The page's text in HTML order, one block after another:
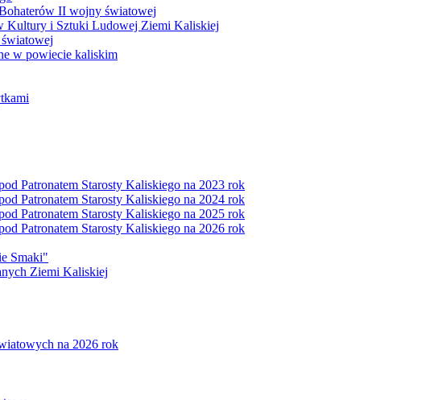
II wojny światowej
Kultury i Sztuki Ludowej Ziemi Kaliskiej
w powiecie kaliskim
Patronatem Starosty Kaliskiego na 2023 rok
Patronatem Starosty Kaliskiego na 2024 rok
Patronatem Starosty Kaliskiego na 2025 rok
Patronatem Starosty Kaliskiego na 2026 rok
Smaki"
Ziemi Kaliskiej
na 2026 rok